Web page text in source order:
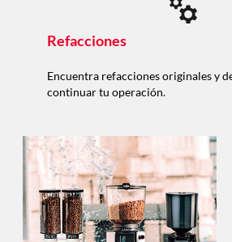
Refacciones
Encuentra refacciones originales y
continuar tu operación.